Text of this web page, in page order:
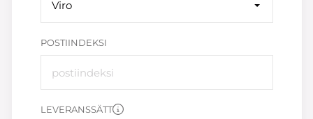
Viro
POSTIINDEKSI
LEVERANSSÄTT